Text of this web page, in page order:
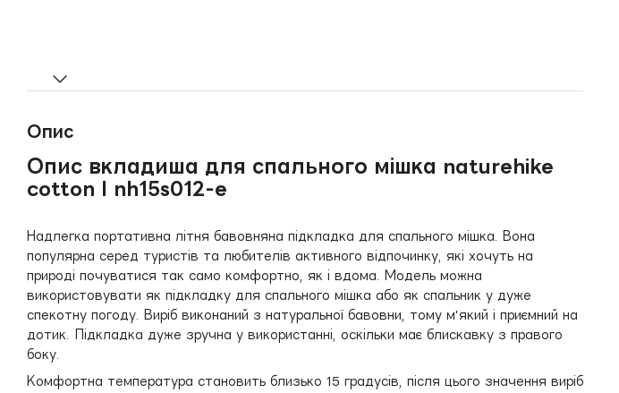
Опис
Опис вкладиша для спального мішка naturehike
cotton l nh15s012-e
Надлегка портативна літня бавовняна підкладка для спального мішка. Вона
популярна серед туристів та любителів активного відпочинку, які хочуть на
природі почуватися так само комфортно, як і вдома. Модель можна
використовувати як підкладку для спального мішка або як спальник у дуже
спекотну погоду. Виріб виконаний з натуральної бавовни, тому м'який і приємний на
дотик. Підкладка дуже зручна у використанні, оскільки має блискавку з правого
боку.
Комфортна температура становить близько 15 градусів, після цього значення виріб